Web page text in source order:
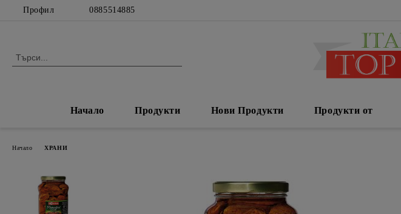
Профил 0885514885
Начало Продукти Нови Продукти Продукти от
Начало ХРАНИ